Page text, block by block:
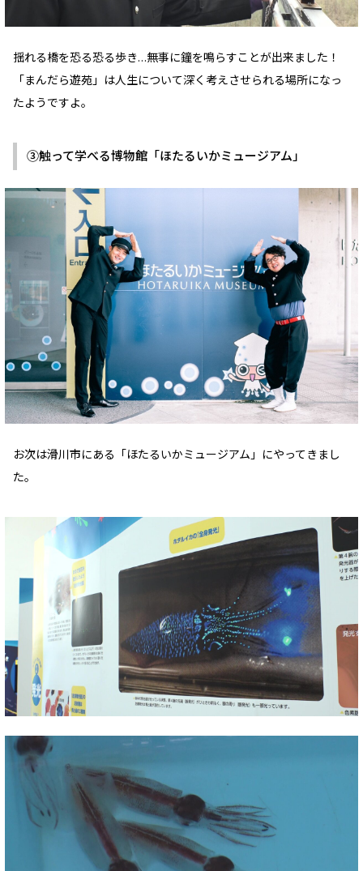
揺れる橋を恐る恐る歩き…無事に鐘を鳴らすことが出来ました！
「まんだら遊苑」は人生について深く考えさせられる場所になっ
たようですよ。
③触って学べる博物館「ほたるいかミュージアム」
お次は滑川市にある「ほたるいかミュージアム」にやってきまし
た。